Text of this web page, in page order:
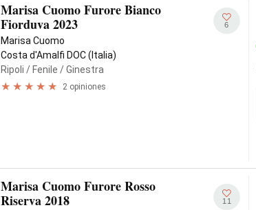
Marisa Cuomo Furore Bianco
Fiorduva 2023
Marisa Cuomo
Costa d'Amalfi DOC (Italia)
Ripoli / Fenile / Ginestra
2 opiniones
6
Marisa Cuomo Furore Rosso
Riserva 2018
11